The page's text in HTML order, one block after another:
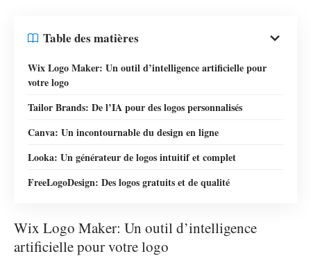
Table des matières
Wix Logo Maker: Un outil d’intelligence artificielle pour
votre logo
Tailor Brands: De l’IA pour des logos personnalisés
Canva: Un incontournable du design en ligne
Looka: Un générateur de logos intuitif et complet
FreeLogoDesign: Des logos gratuits et de qualité
Wix Logo Maker: Un outil d’intelligence
artificielle pour votre logo